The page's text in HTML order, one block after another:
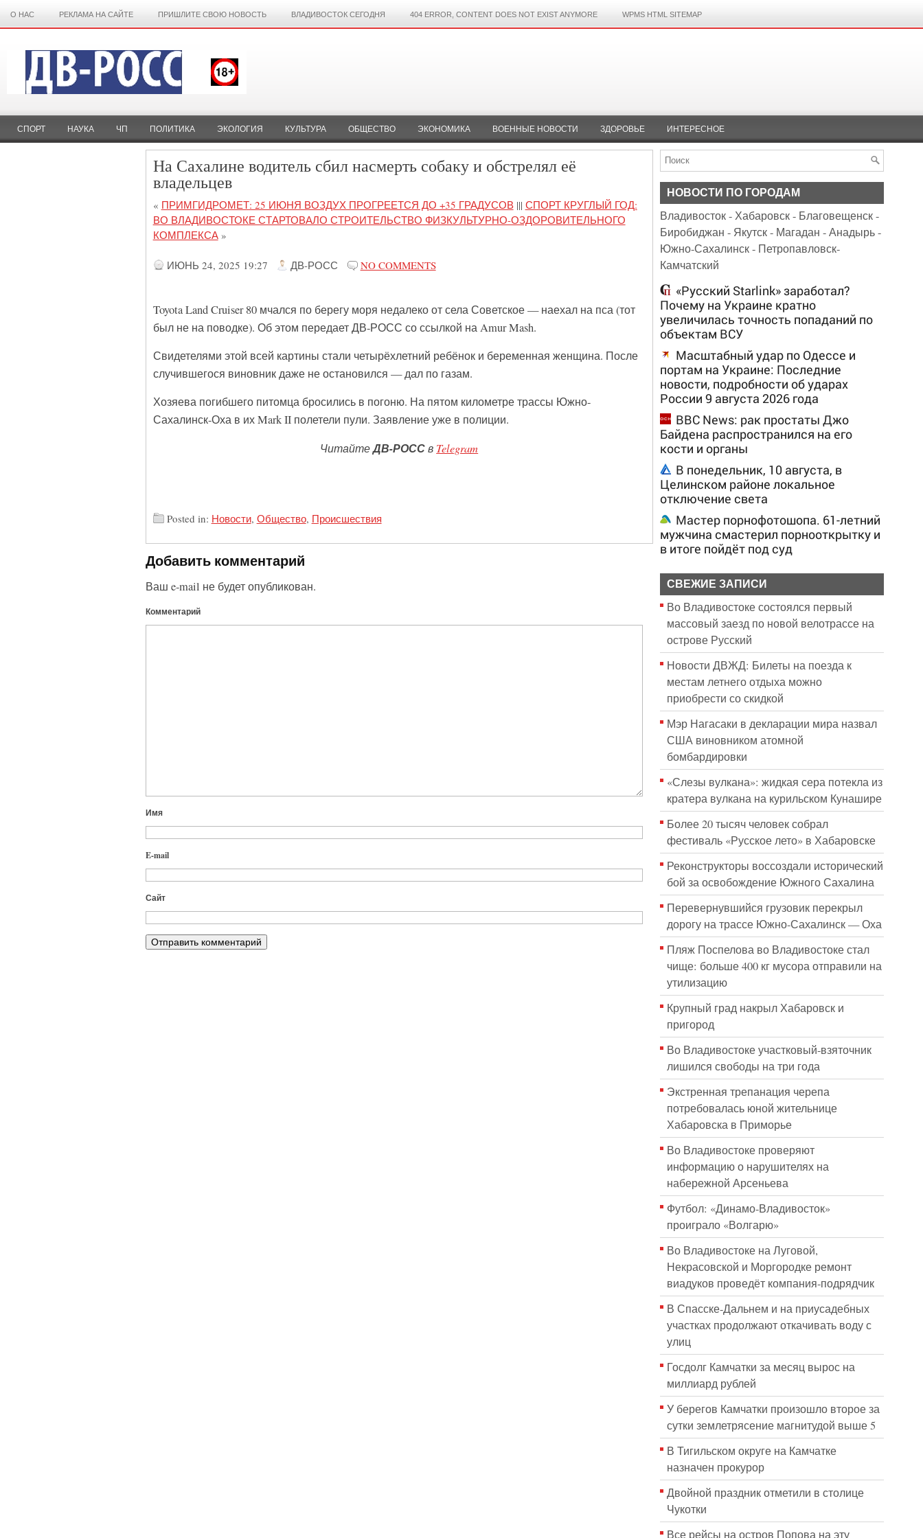
О НАС РЕКЛАМА НА САЙТЕ ПРИШЛИТЕ СВОЮ НОВОСТЬ ВЛАДИВОСТОК СЕГОДНЯ 404 ERROR, CONTENT DOES NOT EXIST ANYMORE WPMS HTML SITEMAP
СПОРТ НАУКА ЧП ПОЛИТИКА ЭКОЛОГИЯ КУЛЬТУРА ОБЩЕСТВО ЭКОНОМИКА ВОЕННЫЕ НОВОСТИ ЗДОРОВЬЕ ИНТЕРЕСНОЕ
На Сахалине водитель сбил насмерть собаку и обстрелял её
владельцев
« ПРИМГИДРОМЕТ: 25 ИЮНЯ ВОЗДУХ ПРОГРЕЕТСЯ ДО +35 ГРАДУСОВ||| СПОРТ КРУГЛЫЙ ГОД:
ВО ВЛАДИВОСТОКЕ СТАРТОВАЛО СТРОИТЕЛЬСТВО ФИЗКУЛЬТУРНО-ОЗДОРОВИТЕЛЬНОГО
КОМПЛЕКСА»
ИЮНЬ 24, 2025 19:27 ДВ-РОСС NO COMMENTS
Toyota Land Cruiser 80 мчался по берегу моря недалеко от села Советское — наехал на пса (тот
был не на поводке). Об этом передает ДВ-РОСС со ссылкой на Amur Mash.
Свидетелями этой всей картины стали четырёхлетний ребёнок и беременная женщина. После
случившегося виновник даже не остановился — дал по газам.
Хозяева погибшего питомца бросились в погоню. На пятом километре трассы Южно-
Сахалинск-Оха в их Mark II полетели пули. Заявление уже в полиции.
ЧитайтеДВ-РОССв Telegram
Posted in: Новости, Общество, Происшествия
Добавить комментарий
Ваш e-mail не будет опубликован.
Комментарий
Имя
E-mail
Сайт
НОВОСТИ ПО ГОРОДАМ
Владивосток-Хабаровск- Благовещенск-
Биробиджан - Якутск- Магадан -Анадырь-
Южно-Сахалинск- Петропавловск-
Камчатский
«Русский Starlink» заработал?
Почему на Украине кратно
увеличилась точность попаданий по
объектам ВСУ
Масштабный удар по Одессе и
портам на Украине: Последние
новости, подробности об ударах
России 9 августа 2026 года
BBC News: рак простаты Джо
Байдена распространился на его
кости и органы
В понедельник, 10 августа, в
Целинском районе локальное
отключение света
Мастер порнофотошопа. 61-летний
мужчина смастерил порнооткрытку и
в итоге пойдёт под суд
СВЕЖИЕ ЗАПИСИ
Во Владивостоке состоялся первый
массовый заезд по новой велотрассе на
острове Русский
Новости ДВЖД: Билеты на поезда к
местам летнего отдыха можно
приобрести со скидкой
Мэр Нагасаки в декларации мира назвал
США виновником атомной
бомбардировки
«Слезы вулкана»: жидкая сера потекла из
кратера вулкана на курильском Кунашире
Более 20 тысяч человек собрал
фестиваль «Русское лето» в Хабаровске
Реконструкторы воссоздали исторический
бой за освобождение Южного Сахалина
Перевернувшийся грузовик перекрыл
дорогу на трассе Южно-Сахалинск — Оха
Пляж Поспелова во Владивостоке стал
чище: больше 400 кг мусора отправили на
утилизацию
Крупный град накрыл Хабаровск и
пригород
Во Владивостоке участковый-взяточник
лишился свободы на три года
Экстренная трепанация черепа
потребовалась юной жительнице
Хабаровска в Приморье
Во Владивостоке проверяют
информацию о нарушителях на
набережной Арсеньева
Футбол: «Динамо-Владивосток»
проиграло «Волгарю»
Во Владивостоке на Луговой,
Некрасовской и Моргородке ремонт
виадуков проведёт компания-подрядчик
В Спасске-Дальнем и на приусадебных
участках продолжают откачивать воду с
улиц
Госдолг Камчатки за месяц вырос на
миллиард рублей
У берегов Камчатки произошло второе за
сутки землетрясение магнитудой выше 5
В Тигильском округе на Камчатке
назначен прокурор
Двойной праздник отметили в столице
Чукотки
Все рейсы на остров Попова на эту